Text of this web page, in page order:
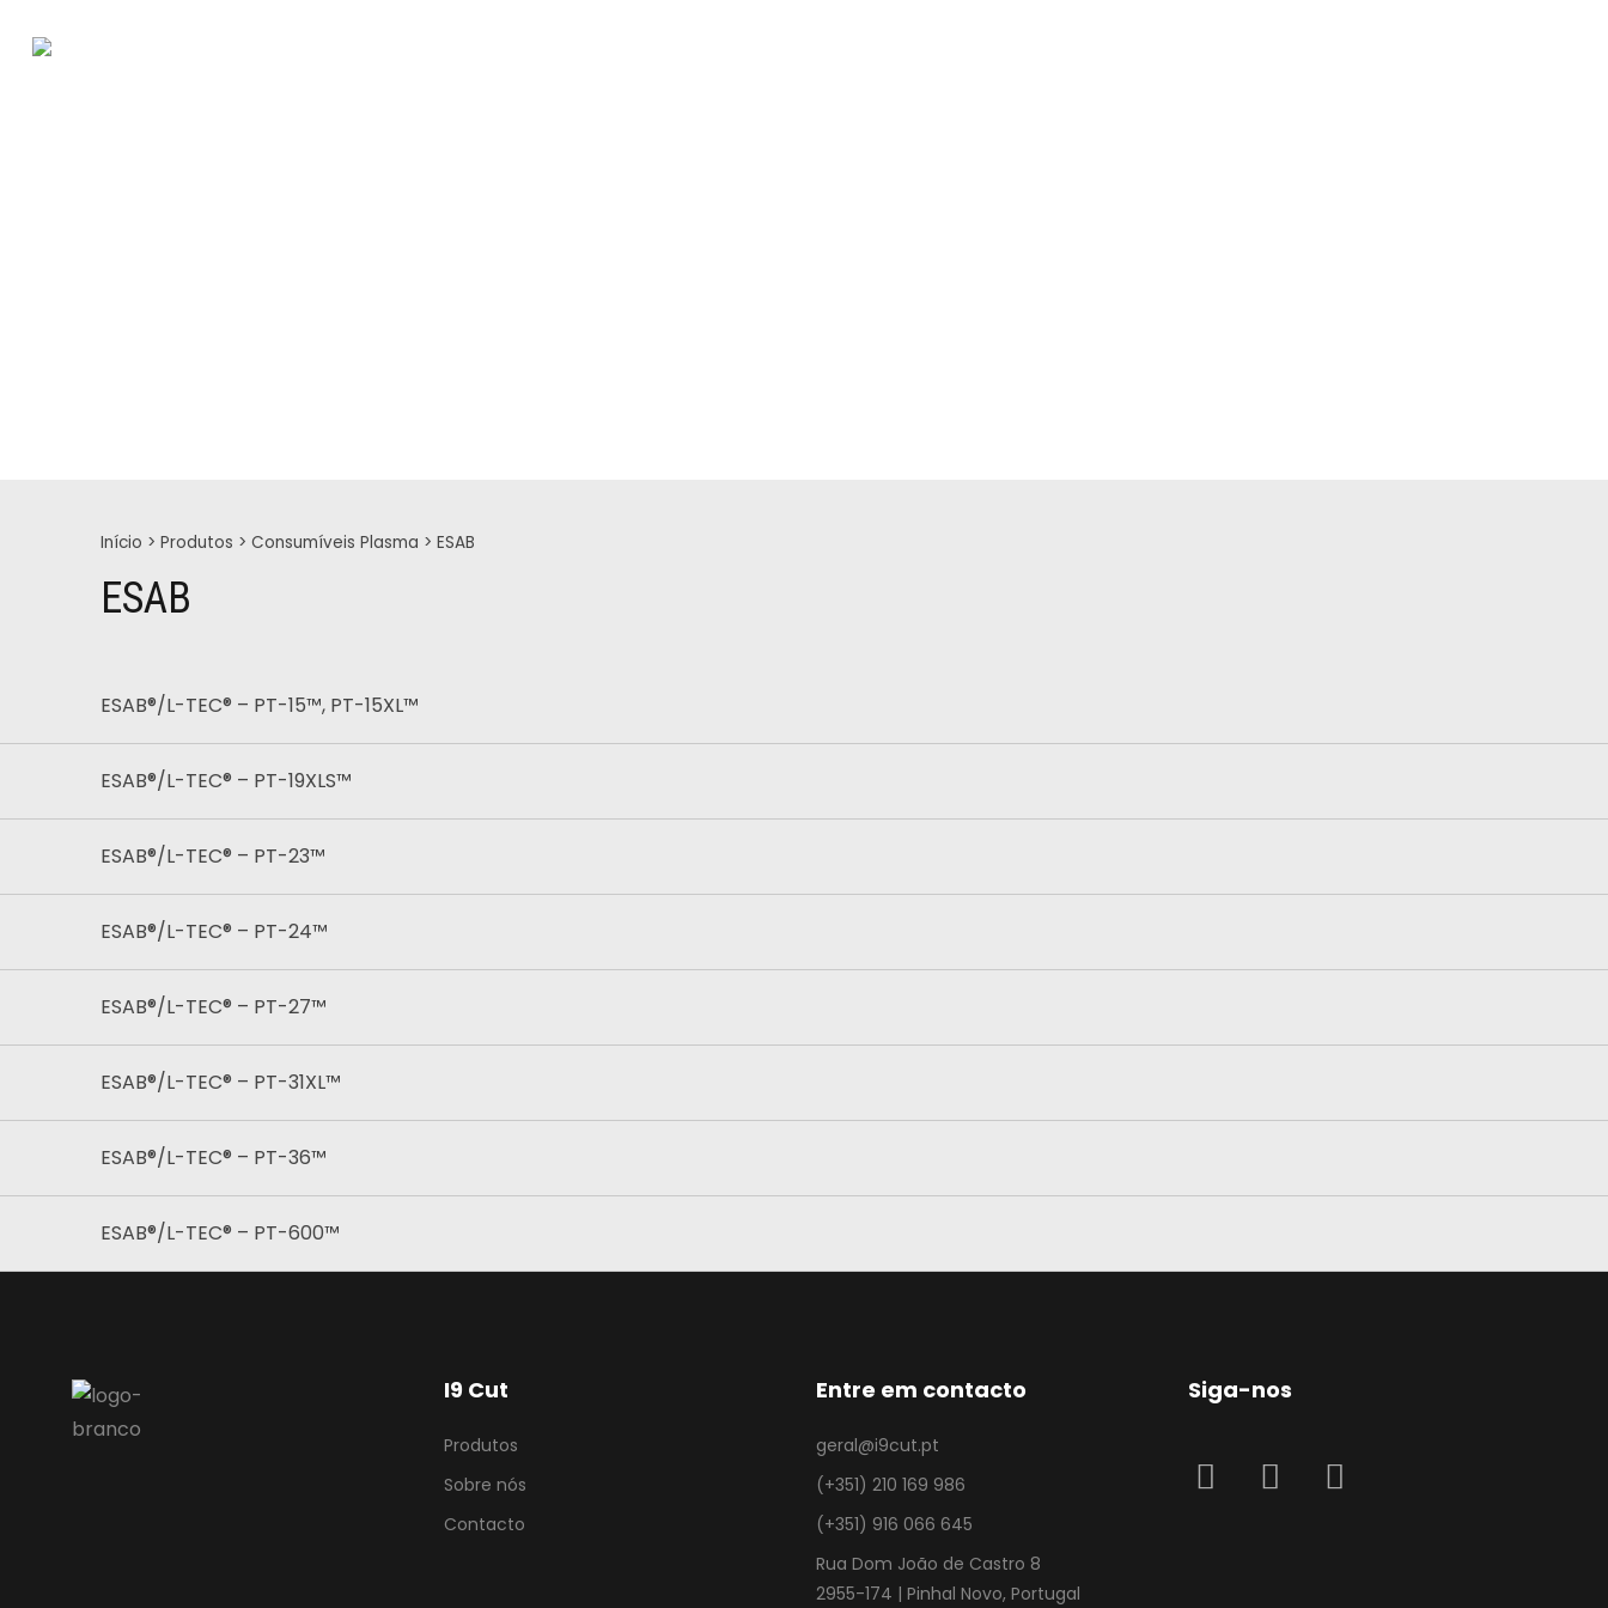
Início >Produtos >Consumíveis Plasma >ESAB
ESAB
ESAB®/L-TEC® – PT-15™, PT-15XL™
ESAB®/L-TEC® – PT-19XLS™
ESAB®/L-TEC® – PT-23™
ESAB®/L-TEC® – PT-24™
ESAB®/L-TEC® – PT-27™
ESAB®/L-TEC® – PT-31XL™
ESAB®/L-TEC® – PT-36™
ESAB®/L-TEC® – PT-600™
I9 Cut
Produtos
Sobre nós
Contacto
Entre em contacto
geral@i9cut.pt
(+351) 210 169 986
(+351) 916 066 645
Rua Dom João de Castro 8
2955-174 | Pinhal Novo, Portugal
Siga-nos